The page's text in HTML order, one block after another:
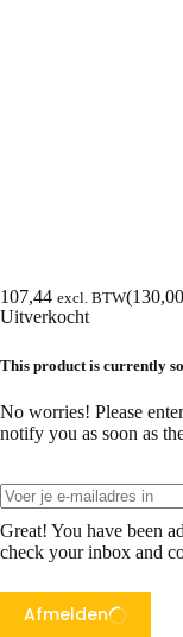
107,44 excl. BTW(130,00
Uitverkocht
This product is currently
No worries! Please
notify you as soon as
Great! You have been
check your inbox and
Afmelden